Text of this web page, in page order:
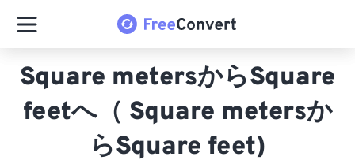
Square metersからSquare
feetへ（ Square metersか
らSquare feet)